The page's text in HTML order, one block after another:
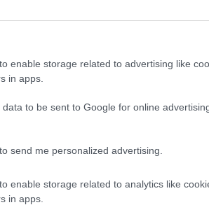
enable storage related to advertising like
in apps.
to be sent to Google for online
send me personalized advertising.
enable storage related to analytics like
in apps.